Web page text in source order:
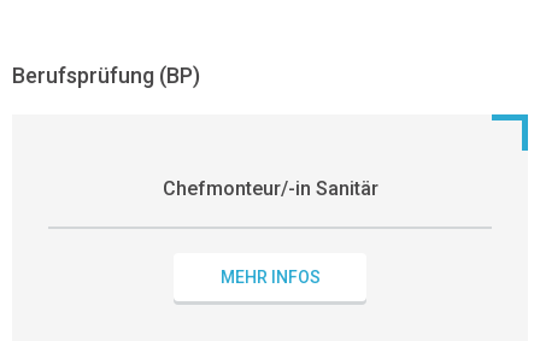
Berufsprüfung (BP)
Chefmonteur/-in Sanitär
MEHR INFOS